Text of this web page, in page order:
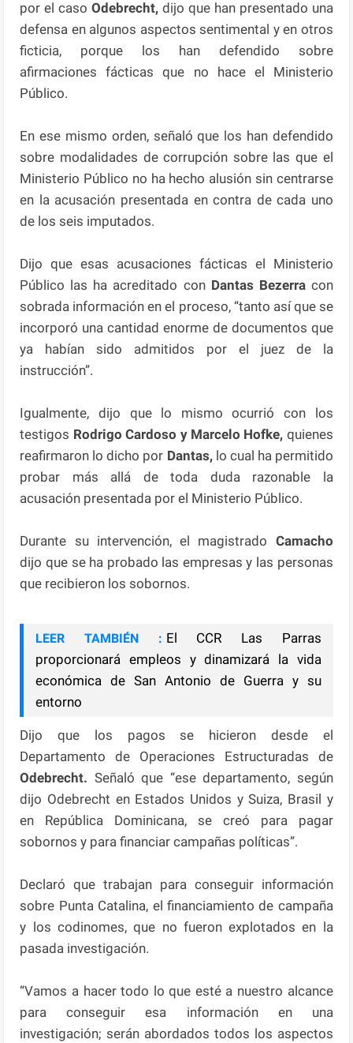
por el casoOdebrecht, dijo que han presentado una
defensa en algunos aspectos sentimental y en otros
ficticia, porque los han defendido sobre
afirmaciones fácticas que no hace el Ministerio
Público.
En ese mismo orden, señaló que los han defendido
sobre modalidades de corrupción sobre las que el
Ministerio Público no ha hecho alusión sin centrarse
en la acusación presentada en contra de cada uno
de los seis imputados.
Dijo que esas acusaciones fácticas el Ministerio
Público las ha acreditado con Dantas Bezerra con
sobrada información en el proceso, “tanto así que se
incorporó una cantidad enorme de documentos que
ya habían sido admitidos por el juez de la
instrucción”.
Igualmente, dijo que lo mismo ocurrió con los
testigos Rodrigo Cardoso y Marcelo Hofke, quienes
reafirmaron lo dicho por Dantas,lo cual ha permitido
probar más allá de toda duda razonable la
acusación presentada por el Ministerio Público.
Durante su intervención, el magistrado Camacho
dijo que se ha probado las empresas y las personas
que recibieron los sobornos.
LEER TAMBIÉN : El CCR Las Parras
proporcionará empleos y dinamizará la vida
económica de San Antonio de Guerra y su
entorno
Dijo que los pagos se hicieron desde el
Departamento de Operaciones Estructuradas de
Odebrecht. Señaló que “ese departamento, según
dijo Odebrecht en Estados Unidos y Suiza, Brasil y
en República Dominicana, se creó para pagar
sobornos y para financiar campañas políticas”.
Declaró que trabajan para conseguir información
sobre Punta Catalina, el financiamiento de campaña
y los codinomes, que no fueron explotados en la
pasada investigación.
“Vamos a hacer todo lo que esté a nuestro alcance
para conseguir esa información en una
investigación; serán abordados todos los aspectos